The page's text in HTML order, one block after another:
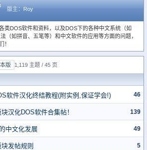
版主： Roy
类DOS软件和资料，以及DOS下的各种中文系统（如
（如拼音、五笔等）和中文软件的应用等方面的问题，
！
版 1,119 主题 / 45 页
软件汉化终结教程(附实例,保证学会!) 46
汉化DOS软件合集帖！ 139
中文化发展 49
发帖规则 5